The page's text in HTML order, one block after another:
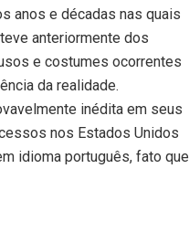
anos e décadas nas quais
anteriormente dos
e costumes ocorrentes
da realidade.
inédita em seus
nos Estados Unidos
idioma português, fato que